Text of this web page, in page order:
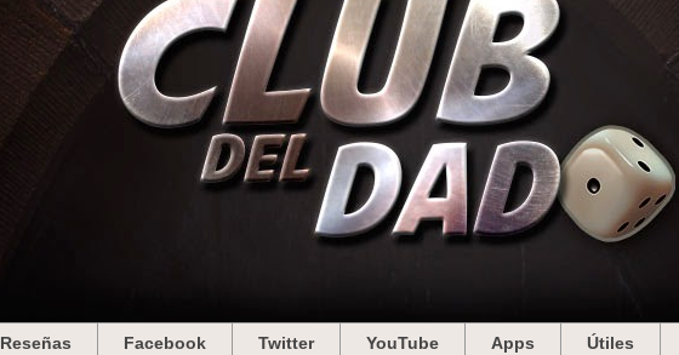
Reseñas Facebook Twitter YouTube Apps Útiles